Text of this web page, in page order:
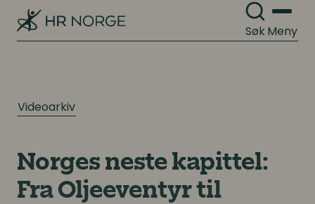
SøkMeny
Videoarkiv
Norges neste kapittel:
Fra Oljeeventyr til